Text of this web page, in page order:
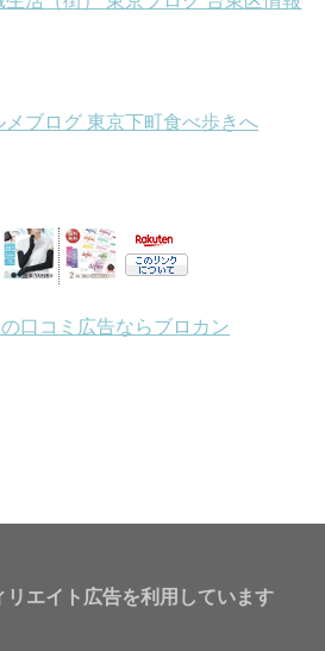
エイト広告を利用しています